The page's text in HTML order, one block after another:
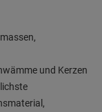
und Kerzen